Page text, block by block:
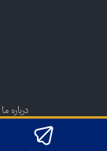
درباره ما